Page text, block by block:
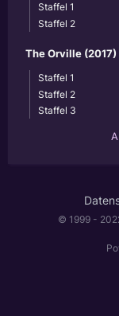
Staffel 1
Staffel 2
The Orville (2017)
Staffel 1
Staffel 2
Staffel 3
© 1999 -